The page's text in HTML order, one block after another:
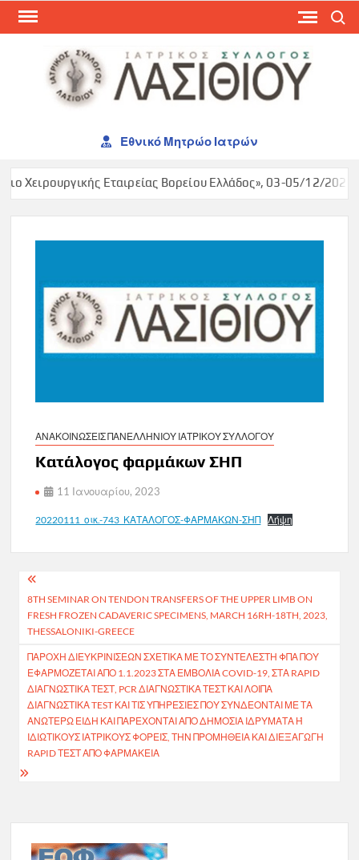
Skip
Εθνικό Μητρώο Ιατρών
Χειρουργικής Εταιρείας Βορείου Ελλάδος», 03-05/12/2026,
ΑΝΑΚΟΙΝΩΣΕΙΣ ΠΑΝΕΛΛΗΝΙΟΥ ΙΑΤΡΙΚΟΥ ΣΥΛΛΟΓΟΥ
Κατάλογος φαρμάκων ΣΗΠ
11 Ιανουαρίου, 2023
20220111_οικ.-743_ΚΑΤΑΛΟΓΟΣ-ΦΑΡΜΑΚΩΝ-ΣΗΠ Λήψη
Πλοήγηση
άρθρων
8TH SEMINAR ON TENDON TRANSFERS OF THE UPPER LIMB ON
FRESH FROZEN CADAVERIC SPECIMENS, MARCH 16RH-18TH, 2023,
THESSALONIKI-GREECE
ΠΑΡΟΧΉ ΔΙΕΥΚΡΙΝΊΣΕΩΝ ΣΧΕΤΙΚΆ ΜΕ ΤΟ ΣΥΝΤΕΛΕΣΤΉ ΦΠΑ ΠΟΥ
ΕΦΑΡΜΌΖΕΤΑΙ ΑΠΌ 1.1.2023 ΣΤΑ ΕΜΒΌΛΙΑ COVID-19, ΣΤΑ RAPID
ΔΙΑΓΝΩΣΤΙΚΆ ΤΕΣΤ, PCR ΔΙΑΓΝΩΣΤΙΚΆ ΤΕΣΤ ΚΑΙ ΛΟΙΠΆ
ΔΙΑΓΝΩΣΤΙΚΆ TEST ΚΑΙ ΤΙΣ ΥΠΗΡΕΣΊΕΣ ΠΟΥ ΣΥΝΔΈΟΝΤΑΙ ΜΕ ΤΑ
ΑΝΩΤΈΡΩ ΕΊΔΗ ΚΑΙ ΠΑΡΈΧΟΝΤΑΙ ΑΠΌ ΔΗΜΌΣΙΑ ΙΔΡΎΜΑΤΑ Ή Ι
ΔΙΩΤΙΚΟΎΣ ΙΑΤΡΙΚΟΎΣ ΦΟΡΕΊΣ, ΤΗΝ ΠΡΟΜΉΘΕΙΑ ΚΑΙ ΔΙΕΞΑΓΩΓΉ R
APID ΤΕΣΤ ΑΠΌ ΦΑΡΜΑΚΕΊΑ